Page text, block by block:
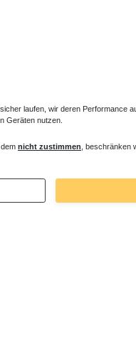
laufen, wir deren Performance
Geräten nutzen.
nicht zustimmen , beschränken